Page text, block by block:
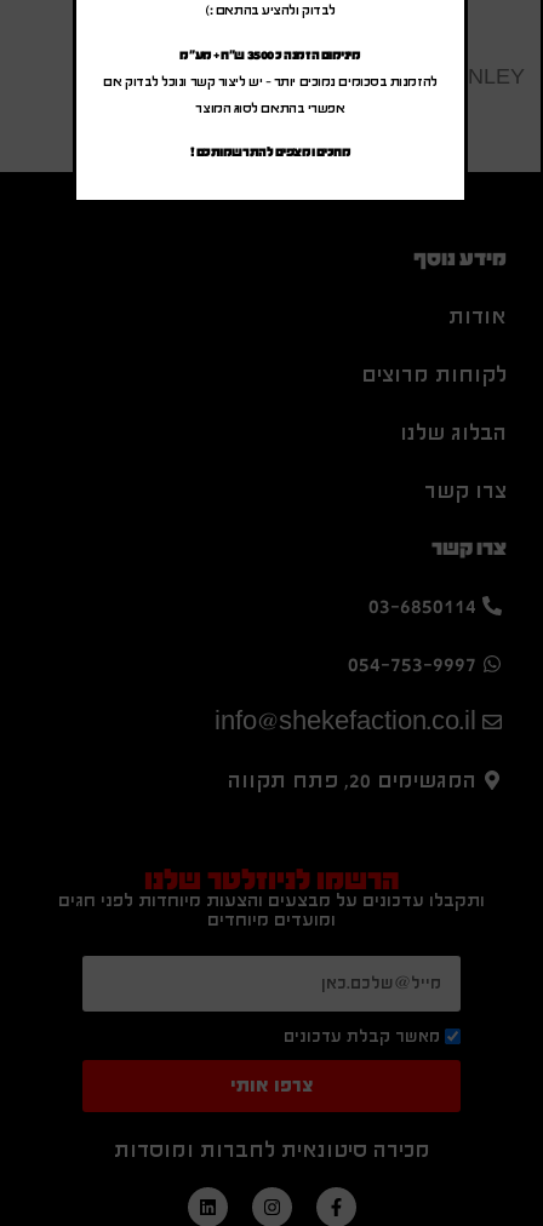
STANLEY
מידע נוסף
אודות
לקוחות מרוצים
הבלוג שלנו
צרו קשר
צרו קשר
03-6850114
054-753-9997
info@shekefaction.co.il
המגשימים 20, פתח תקווה
הרשמו לניוזלטר שלנו
ותקבלו עדכונים על מבצעים והצעות מיוחדות לפני חגים
ומועדים מיוחדים
מאשר קבלת עדכונים
צרפו אותי
מכירה סיטונאית לחברות ומוסדות
לבדוק ולהציע בהתאם :)
מינימום הזמנה כ 3500 ש"ח + מע"מ
להזמנות בסכומים נמוכים יותר – יש ליצור קשר ונוכל לבדוק אם
אפשרי בהתאם לסוג המוצר
מחכים ומצפים להתרשמותכם !